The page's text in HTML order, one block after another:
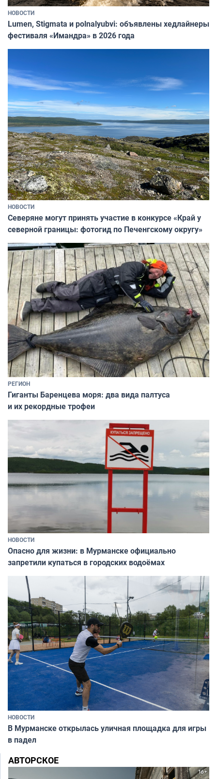
НОВОСТИ
Lumen, Stigmata и polnalyubvi: объявлены хедлайнеры
фестиваля «Имандра» в 2026 года
НОВОСТИ
Северяне могут принять участие в конкурсе «Край у
северной границы: фотогид по Печенгскому округу»
РЕГИОН
Гиганты Баренцева моря: два вида палтуса
и их рекордные трофеи
НОВОСТИ
Опасно для жизни: в Мурманске официально
запретили купаться в городских водоёмах
НОВОСТИ
В Мурманске открылась уличная площадка для игры
в падел
АВТОРСКОЕ